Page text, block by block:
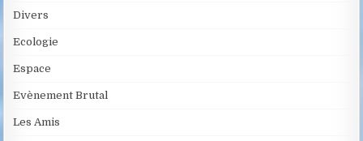
Divers
Ecologie
Espace
Evènement Brutal
Les Amis